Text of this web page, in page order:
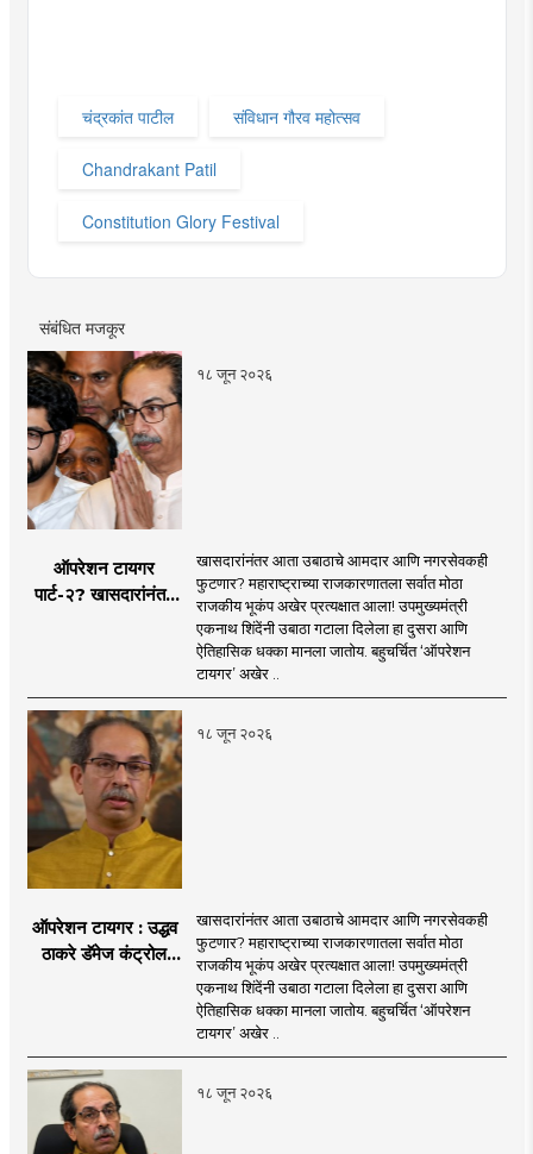
चंद्रकांत पाटील संविधान गौरव महोत्सव
Chandrakant Patil
Constitution Glory Festival
संबंधित मजकूर
१८ जून २०२६
ऑपरेशन टायगर
पार्ट-२? खासदारांनंतर
खासदारांनंतर आता उबाठाचे आमदार आणि नगरसेवकही
फुटणार? महाराष्ट्राच्या राजकारणातला सर्वात मोठा
राजकीय भूकंप अखेर प्रत्यक्षात आला! उपमुख्यमंत्री
एकनाथ शिंदेंनी उबाठा गटाला दिलेला हा दुसरा आणि
ऐतिहासिक धक्का मानला जातोय. बहुचर्चित ‘ऑपरेशन
टायगर’ अखेर ..
१८ जून २०२६
ऑपरेशन टायगर : उद्धव
ठाकरे डॅमेज कंट्रोल
शिंदेंकडे जाण्याच्या चर्चा
सुरू
खासदारांनंतर आता उबाठाचे आमदार आणि नगरसेवकही
फुटणार? महाराष्ट्राच्या राजकारणातला सर्वात मोठा
राजकीय भूकंप अखेर प्रत्यक्षात आला! उपमुख्यमंत्री
एकनाथ शिंदेंनी उबाठा गटाला दिलेला हा दुसरा आणि
ऐतिहासिक धक्का मानला जातोय. बहुचर्चित ‘ऑपरेशन
टायगर’ अखेर ..
१८ जून २०२६